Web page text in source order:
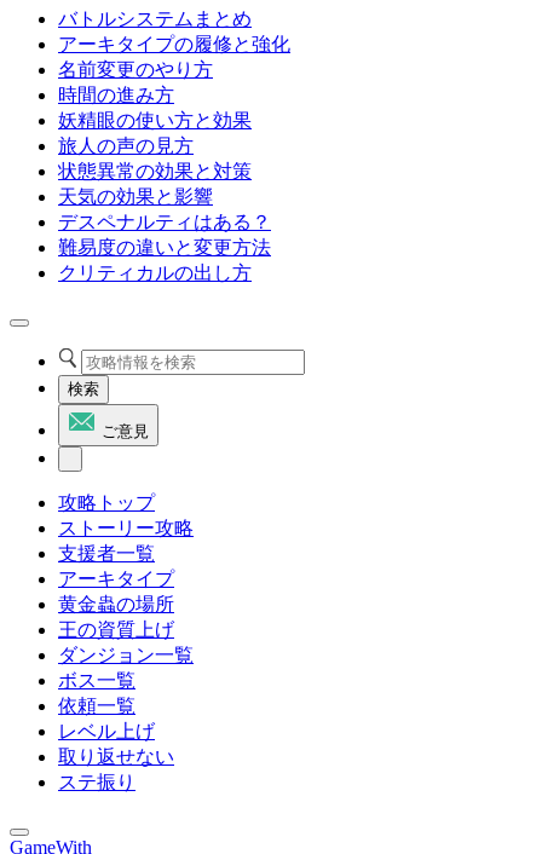
バトルシステムまとめ
アーキタイプの履修と強化
名前変更のやり方
時間の進み方
妖精眼の使い方と効果
旅人の声の見方
状態異常の効果と対策
天気の効果と影響
デスペナルティはある？
難易度の違いと変更方法
クリティカルの出し方
検索
ご意見
攻略トップ
ストーリー攻略
支援者一覧
アーキタイプ
黄金蟲の場所
王の資質上げ
ダンジョン一覧
ボス一覧
依頼一覧
レベル上げ
取り返せない
ステ振り
GameWith